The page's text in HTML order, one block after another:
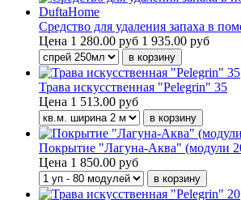
Средство для удаления запаха в
Цена 1 280.00 руб 1 935.00 руб
Трава искусственная "Pelegrin" 35
Цена 1 513.00 руб
Покрытие "Лагуна-Аква" (модули
Цена 1 850.00 руб